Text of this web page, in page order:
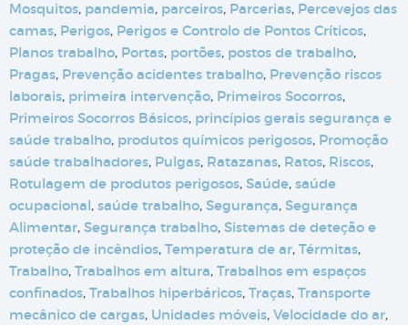
Mosquitos, pandemia, parceiros, Parcerias, Percevejos das
camas, Perigos, Perigos e Controlo de Pontos Críticos,
Planos trabalho, Portas, portões, postos de trabalho,
Pragas, Prevenção acidentes trabalho, Prevenção riscos
laborais, primeira intervenção, Primeiros Socorros,
Primeiros Socorros Básicos, princípios gerais segurança e
saúde trabalho, produtos químicos perigosos, Promoção
saúde trabalhadores, Pulgas, Ratazanas, Ratos, Riscos,
Rotulagem de produtos perigosos, Saúde, saúde
ocupacional, saúde trabalho, Segurança, Segurança
Alimentar, Segurança trabalho, Sistemas de deteção e
proteção de incêndios, Temperatura de ar, Térmitas,
Trabalho, Trabalhos em altura, Trabalhos em espaços
confinados, Trabalhos hiperbáricos, Traças, Transporte
mecânico de cargas, Unidades móveis, Velocidade do ar,